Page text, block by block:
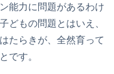
能力に問題があるわけ
どもの問題とはいえ、
たらきが、全然育って
とです。